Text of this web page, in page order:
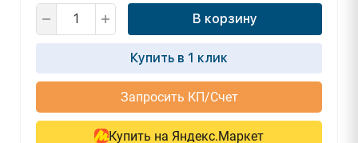
В корзину
Купить в 1 клик
Запросить КП/Счет
Купить на Яндекс.Маркет